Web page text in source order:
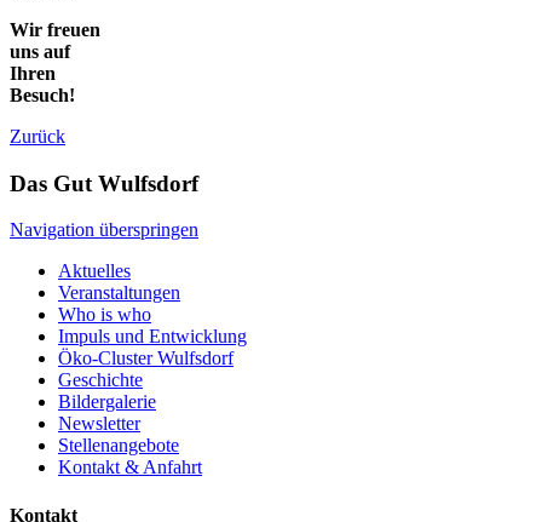
Wir freuen
uns auf
Ihren
Besuch!
Zurück
Das Gut Wulfsdorf
Navigation überspringen
Aktuelles
Veranstaltungen
Who is who
Impuls und Entwicklung
Öko-Cluster Wulfsdorf
Geschichte
Bildergalerie
Newsletter
Stellenangebote
Kontakt & Anfahrt
Kontakt